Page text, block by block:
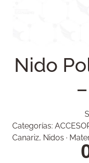
Nido
Categorías:
Canariz, Nidos ·